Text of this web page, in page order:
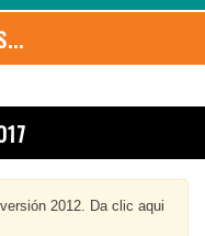
2012. Da clic aqui